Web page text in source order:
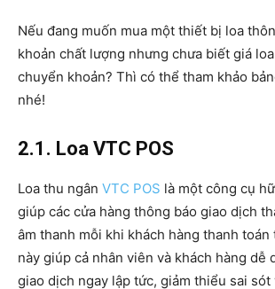
Nếu đang muốn mua một thiết bị loa
khoản chất lượng nhưng chưa biết giá
chuyển khoản? Thì có thể tham khảo
nhé!
2.1. Loa VTC POS
Loa thu ngân VTC POS là một công cụ
giúp các cửa hàng thông báo giao dịch
âm thanh mỗi khi khách hàng thanh
này giúp cả nhân viên và khách hàng dễ
giao dịch ngay lập tức, giảm thiểu sai sót